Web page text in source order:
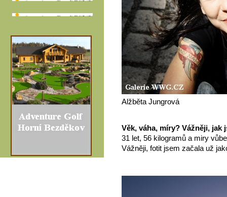
Alžběta Jungrová
Věk, váha, míry? Vážněji,
31 let, 56 kilogramů a miry
Vážněji, fotit jsem začala už